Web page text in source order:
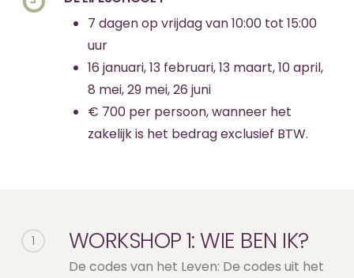
7 dagen op vrijdag van 10:00 tot 15:00
uur
16 januari, 13 februari, 13 maart, 10 april,
8 mei, 29 mei, 26 juni
€ 700 per persoon, wanneer het
zakelijk is het bedrag exclusief BTW.
1 WORKSHOP 1: WIE BEN IK?
De codes van het Leven: De codes uit het